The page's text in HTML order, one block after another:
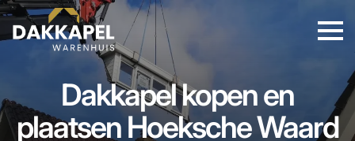
Dakkapel kopen en
plaatsen Hoeksche Waard